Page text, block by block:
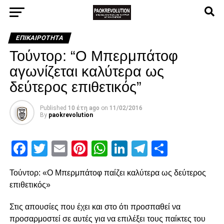
ΕΠΙΚΑΙΡΌΤΗΤΑ
Τούντορ: “Ο Μπερμπάτοφ
αγωνίζεται καλύτερα ως
δεύτερος επιθετικός”
Published 10 έτη ago on 11/02/2016
By paokrevolution
Facebook
Twitter
EmailPinterest
WhatsApp
LinkedIn
Telegram
Τούντορ: «Ο Μπερμπάτοφ παίζει καλύτερα ως δεύτερος
επιθετικός»
Στις απουσίες που έχει και στο ότι προσπαθεί να
προσαρμοστεί σε αυτές για να επιλέξει τους παίκτες του